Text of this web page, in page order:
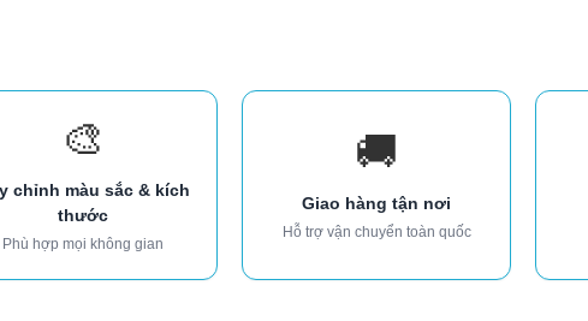
🎨
chỉnh màu sắc & kích
thước
Phù hợp mọi không gian
🚚
Giao hàng tận nơi
Hỗ trợ vận chuyển toàn quốc